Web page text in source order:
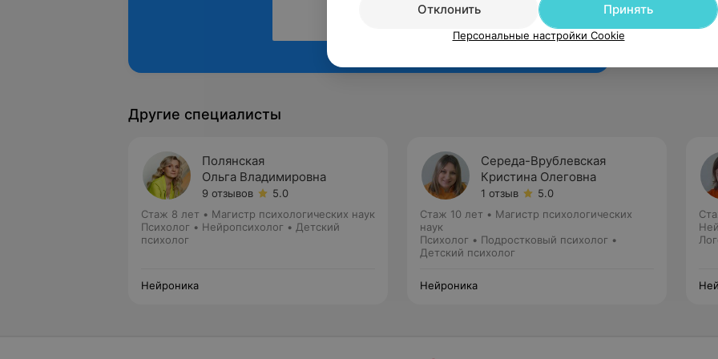
Рекомендую
Другие специалисты
Полянская
Ольга Владимировна
9 отзывов
5.0
Стаж 8 лет • Магистр психологических наук
Психолог • Нейропсихолог • Детский
психолог
Нейроника
Середа-Врублевская
Кристина Олеговна
1 отзыв
5.0
Стаж 10 лет • Магистр психологических
наук
Психолог • Подростковый психолог •
Детский психолог
Нейроника
Отклонить
Принять
Персональные настройки Cookie